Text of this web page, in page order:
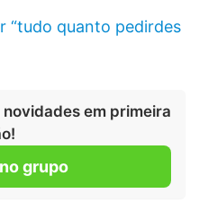
“tudo quanto pedirdes
em primeira
grupo